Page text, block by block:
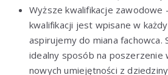
Wyższe kwalifikacje zawodowe
kwalifikacji jest wpisane w
aspirujemy do miana fachowca.
idealny sposób na poszerzenie
nowych umiejętności z